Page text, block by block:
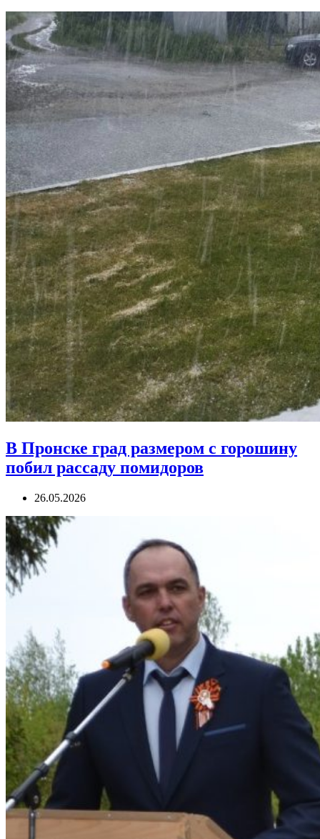
В Пронске град размером с горошину
побил рассаду помидоров
26.05.2026